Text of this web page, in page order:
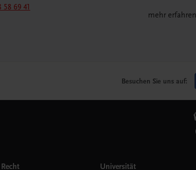
58 69 41
mehr erfahren
Besuchen Sie uns auf:
Recht Universität